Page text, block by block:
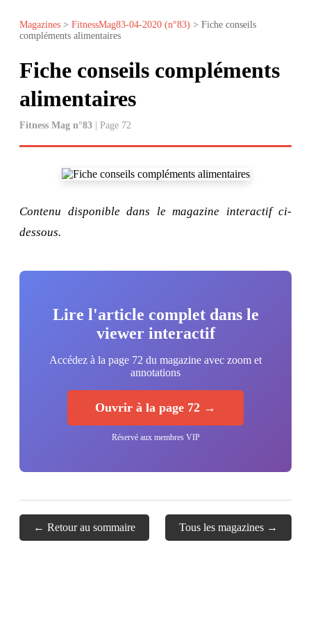
Magazines > FitnessMag83-04-2020 (n°83) > Fiche conseils
compléments alimentaires
Fiche conseils compléments
alimentaires
Fitness Mag n°83 | Page 72
Contenu disponible dans le magazine interactif ci-
dessous.
Lire l'article complet dans le
viewer interactif
Accédez à la page 72 du magazine avec zoom et
annotations
Ouvrir à la page 72 →
Réservé aux membres VIP
← Retour au sommaire Tous les magazines →